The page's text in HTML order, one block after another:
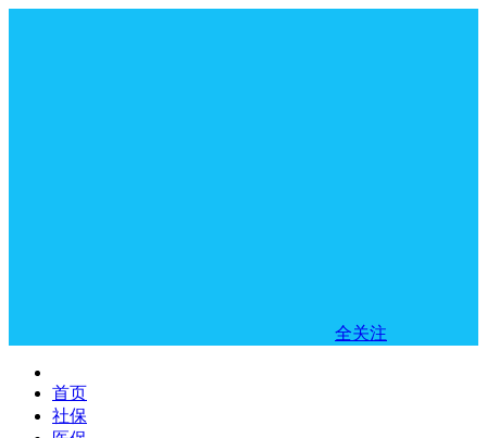
全关注
首页
社保